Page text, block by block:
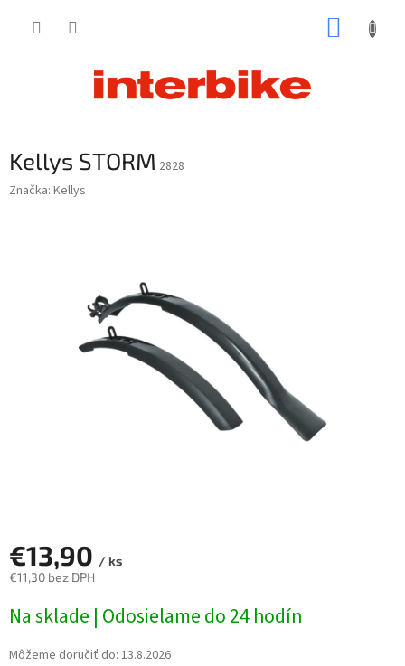
Kellys STORM 2828
Značka: Kellys
€13,90 / ks
€11,30 bez DPH
cena:
Na sklade | Odosielame do 24 hodín
Môžeme doručiť do: 13.8.2026